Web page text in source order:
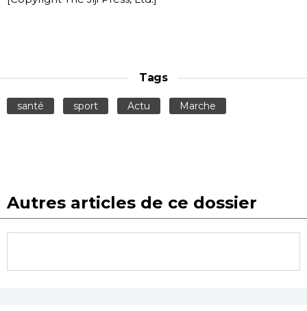
Tags
santé sport Actu Marche
Autres articles de ce dossier